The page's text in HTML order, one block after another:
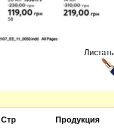
Стр
Продукция